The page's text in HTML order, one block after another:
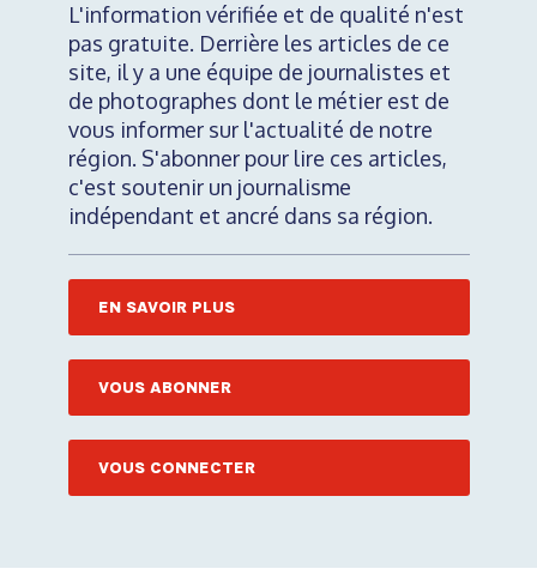
L'information vérifiée et de qualité n'est
pas gratuite. Derrière les articles de ce
site, il y a une équipe de journalistes et
de photographes dont le métier est de
vous informer sur l'actualité de notre
région. S'abonner pour lire ces articles,
c'est soutenir un journalisme
indépendant et ancré dans sa région.
EN SAVOIR PLUS
VOUS ABONNER
VOUS CONNECTER